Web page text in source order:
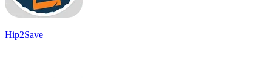
Hip2Save